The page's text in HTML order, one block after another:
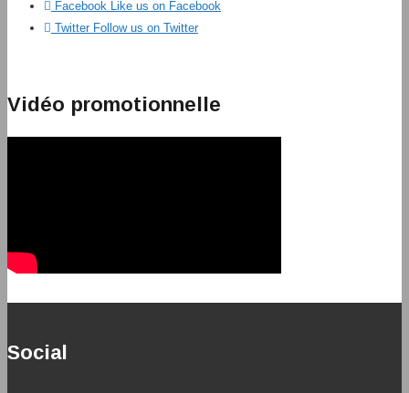
Facebook Like us on Facebook
Twitter Follow us on Twitter
Vidéo promotionnelle
Social